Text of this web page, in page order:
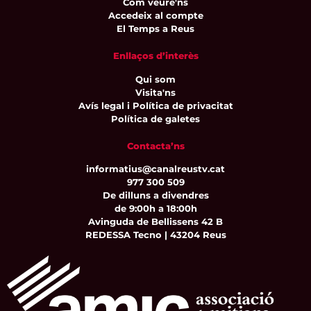
Com veure'ns
Accedeix al compte
El Temps a Reus
Enllaços d’interès
Qui som
Visita'ns
Avís legal i Política de privacitat
Política de galetes
Contacta’ns
informatius@canalreustv.cat
977 300 509
De dilluns a divendres
de 9:00h a 18:00h
Avinguda de Bellissens 42 B
REDESSA Tecno | 43204 Reus